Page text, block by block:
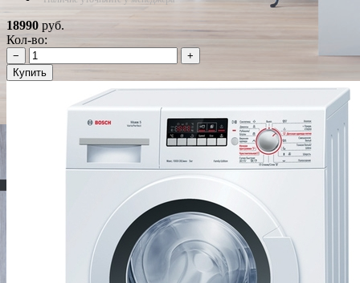
18990 руб.
Кол-во:
−
+
Купить